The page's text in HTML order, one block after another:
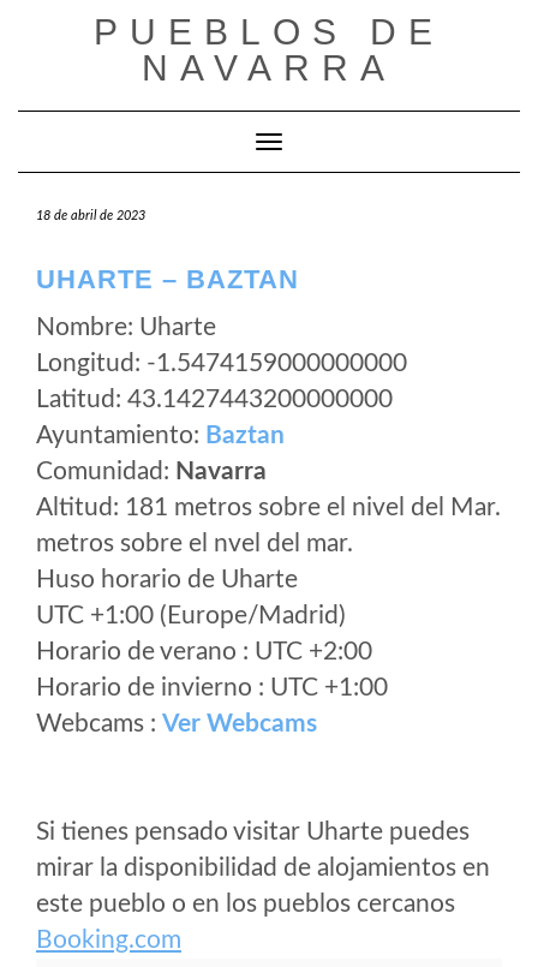
PUEBLOS DE
NAVARRA
Cambiar modo de navegación
18 de abril de 2023
UHARTE – BAZTAN
Nombre: Uharte
Longitud: -1.5474159000000000
Latitud: 43.1427443200000000
Ayuntamiento: Baztan
Comunidad: Navarra
Altitud: 181 metros sobre el nivel del Mar.
metros sobre el nvel del mar.
Huso horario de Uharte
UTC +1:00 (Europe/Madrid)
Horario de verano : UTC +2:00
Horario de invierno : UTC +1:00
Webcams : Ver Webcams
Si tienes pensado visitar Uharte puedes
mirar la disponibilidad de alojamientos en
este pueblo o en los pueblos cercanos
Booking.com